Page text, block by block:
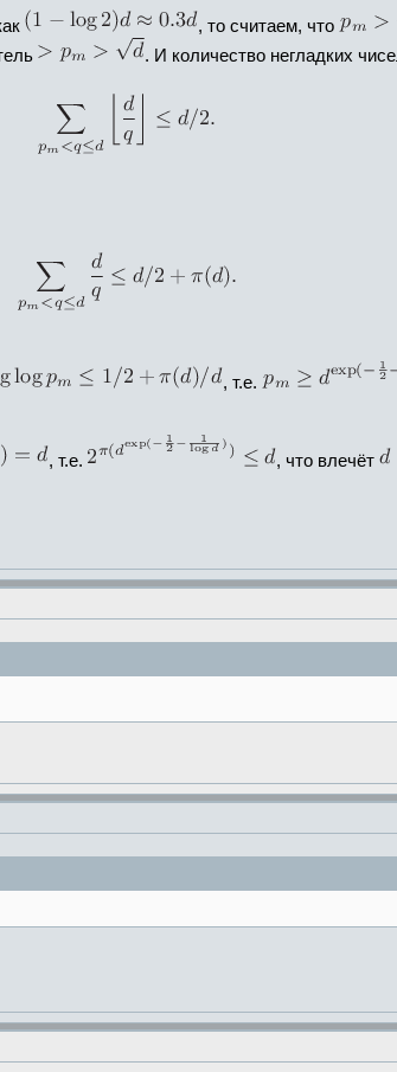
, то считаем, что
. И количество негладких
, т.е.
, т.е. , что влечёт